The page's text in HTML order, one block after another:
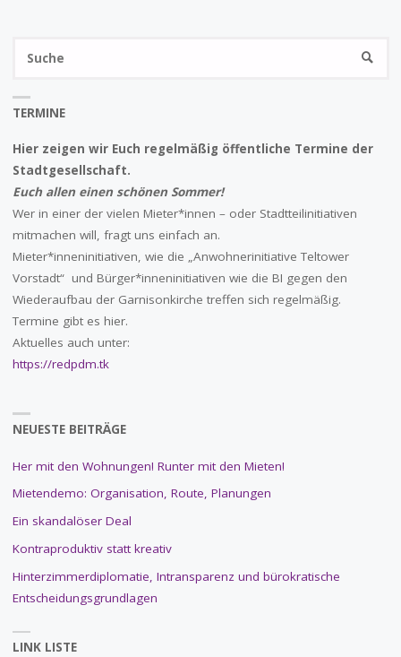
SUCHE
TERMINE
Hier zeigen wir Euch regelmäßig öffentliche Termine der
Stadtgesellschaft.
Euch allen einen schönen Sommer!
Wer in einer der vielen Mieter*innen – oder Stadtteilinitiativen
mitmachen will, fragt uns einfach an.
Mieter*inneninitiativen, wie die „Anwohnerinitiative Teltower
Vorstadt“ und Bürger*inneninitiativen wie die BI gegen den
Wiederaufbau der Garnisonkirche treffen sich regelmäßig.
Termine gibt es hier.
Aktuelles auch unter:
https://redpdm.tk
NEUESTE BEITRÄGE
Her mit den Wohnungen! Runter mit den Mieten!
Mietendemo: Organisation, Route, Planungen
Ein skandalöser Deal
Kontraproduktiv statt kreativ
Hinterzimmerdiplomatie, Intransparenz und bürokratische
Entscheidungsgrundlagen
LINK LISTE